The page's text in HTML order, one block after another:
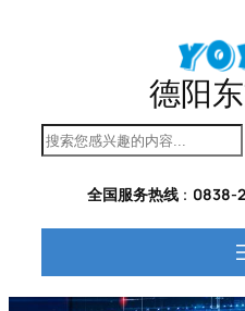
德阳
全国服务热线： 0838-